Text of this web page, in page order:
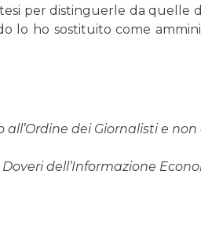
per distinguerle da quelle
lo ho sostituito come
all’Ordine dei Giornalisti e
dell’Informazione